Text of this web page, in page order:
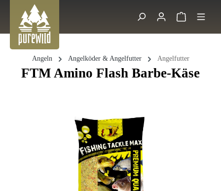
Zum Hauptinhalt springen
Suche
Angeln Angelköder & Angelfutter Angelfutter
FTM Amino Flash Barbe-Käse